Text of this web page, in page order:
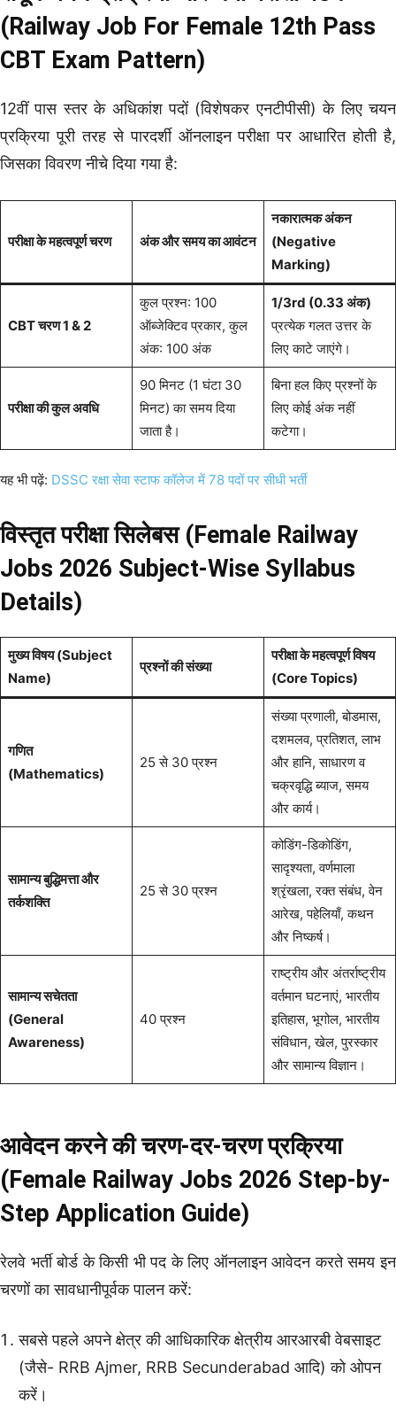
(Railway Job For Female 12th Pass
CBT Exam Pattern)
12वीं पास स्तर के अधिकांश पदों (विशेषकर एनटीपीसी) के लिए चयन
प्रक्रिया पूरी तरह से पारदर्शी ऑनलाइन परीक्षा पर आधारित होती है,
जिसका विवरण नीचे दिया गया है:
परीक्षा के महत्वपूर्ण चरण अंक और समय का आवंटन
नकारात्मक अंकन
(Negative
Marking)
CBT चरण 1 & 2
कुल प्रश्न: 100
ऑब्जेक्टिव प्रकार, कुल
अंक: 100 अंक
1/3rd (0.33 अंक)
प्रत्येक गलत उत्तर के
लिए काटे जाएंगे।
परीक्षा की कुल अवधि
90 मिनट (1 घंटा 30
मिनट) का समय दिया
जाता है।
बिना हल किए प्रश्नों के
लिए कोई अंक नहीं
कटेगा।
यह भी पढ़ें: DSSC रक्षा सेवा स्टाफ कॉलेज में 78 पदों पर सीधी भर्ती
विस्तृत परीक्षा सिलेबस (Female Railway
Jobs 2026 Subject-Wise Syllabus
Details)
मुख्य विषय (Subject
Name)
प्रश्नों की संख्या
परीक्षा के महत्वपूर्ण विषय
(Core Topics)
गणित
(Mathematics)
25 से 30 प्रश्न
संख्या प्रणाली, बोडमास,
दशमलव, प्रतिशत, लाभ
और हानि, साधारण व
चक्रवृद्धि ब्याज, समय
और कार्य।
सामान्य बुद्धिमत्ता और
तर्कशक्ति
25 से 30 प्रश्न
कोडिंग-डिकोडिंग,
सादृश्यता, वर्णमाला
श्रृंखला, रक्त संबंध, वेन
आरेख, पहेलियाँ, कथन
और निष्कर्ष।
सामान्य सचेतता
(General
Awareness)
40 प्रश्न
राष्ट्रीय और अंतर्राष्ट्रीय
वर्तमान घटनाएं, भारतीय
इतिहास, भूगोल, भारतीय
संविधान, खेल, पुरस्कार
और सामान्य विज्ञान।
आवेदन करने की चरण-दर-चरण प्रक्रिया
(Female Railway Jobs 2026 Step-by-
Step Application Guide)
रेलवे भर्ती बोर्ड के किसी भी पद के लिए ऑनलाइन आवेदन करते समय इन
चरणों का सावधानीपूर्वक पालन करें:
सबसे पहले अपने क्षेत्र की आधिकारिक क्षेत्रीय आरआरबी वेबसाइट
(जैसे- RRB Ajmer, RRB Secunderabad आदि) को ओपन
करें।